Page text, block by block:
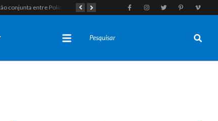
Taxista de 32 anos é retirado de casa à força e executado a tiros na calçada em Macaíba